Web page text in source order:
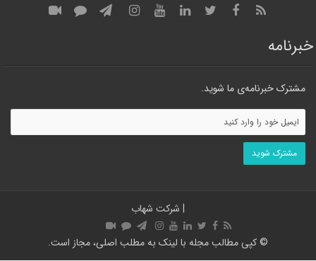
خبرنامه
مشترک خبرنامه‌ی ما شوید.
| شرکت شهاب
© کپی مطالب مجله با لینک به مطلب اصلی، مجاز است.